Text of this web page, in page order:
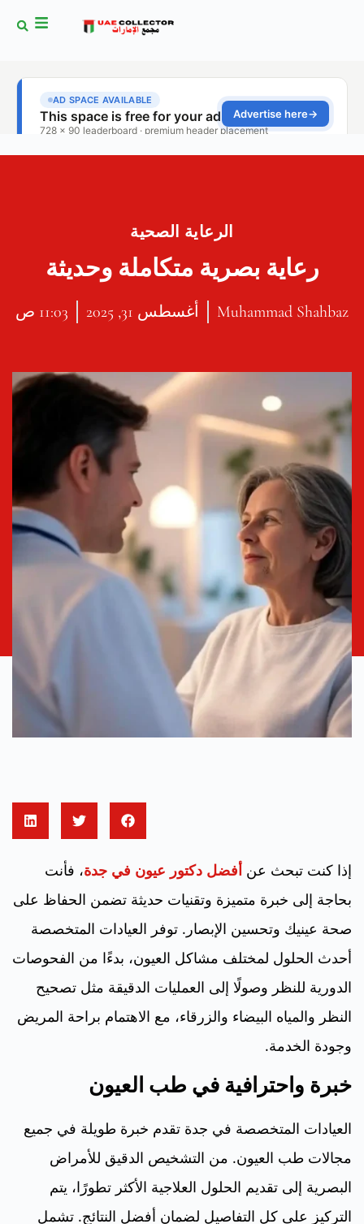
الرعاية الصحية
رعاية بصرية متكاملة وحديثة
Muhammad Shahbaz أغسطس 31, 2025 11:03 ص
إذا كنت تبحث عن أفضل دكتور عيون في جدة، فأنت
بحاجة إلى خبرة متميزة وتقنيات حديثة تضمن الحفاظ على
صحة عينيك وتحسين الإبصار. توفر العيادات المتخصصة
أحدث الحلول لمختلف مشاكل العيون، بدءًا من الفحوصات
الدورية للنظر وصولًا إلى العمليات الدقيقة مثل تصحيح
النظر والمياه البيضاء والزرقاء، مع الاهتمام براحة المريض
وجودة الخدمة.
خبرة واحترافية في طب العيون
العيادات المتخصصة في جدة تقدم خبرة طويلة في جميع
مجالات طب العيون. من التشخيص الدقيق للأمراض
البصرية إلى تقديم الحلول العلاجية الأكثر تطورًا، يتم
التركيز على كل التفاصيل لضمان أفضل النتائج. تشمل